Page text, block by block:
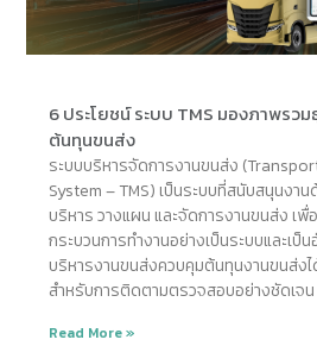
6 ประโยชน์ ระบบ TMS มองภาพรว
ต้นทุนขนส่ง
ระบบบริหารจัดการงานขนส่ง
System – TMS) เป็นระบบที่สนับสนุนงา
บริหาร วางแผน และจัดการงานขนส่ง เ
กระบวนการทำงานอย่างเป็นระบบและเป็
บริหารงานขนส่งควบคุมต้นทุนงานขนส่ง
สำหรับการติดตามตรวจสอบอย่างชัดเจน
Read More »